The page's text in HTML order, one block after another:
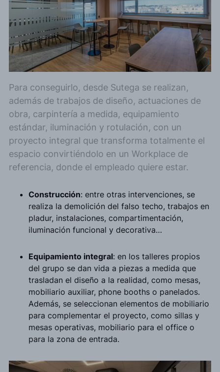
Para conseguirlo, desde Sutega se realizan,
además de trabajos de diseño, actuaciones de
obra, carpintería a medida, equipamiento
estándar, iluminación y rotulación, con un
proyecto integral que transforma totalmente el
espacio convirtiéndolo en un Workplace de
referencia, donde el empleado quiere estar.
Construcción: entre otras intervenciones, se
realiza la demolición del falso techo, trabajos en
pladur, instalaciones, compartimentación,
iluminación funcional y decorativa…
Equipamiento integral: en los talleres propios
del grupo se dan vida a piezas a medida que
trasladan el diseño a la realidad, como mesas,
mobiliario auxiliar, phone booths o panelados.
Además, se seleccionan elementos de mobiliario
para complementar el proyecto, como sillas y
mesas operativas, mobiliario para el office o
para la zona de entrada.